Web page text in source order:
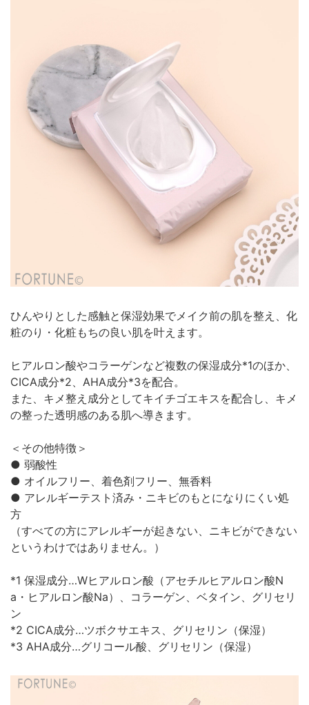
ひんやりとした感触と保湿効果でメイク前の肌を整え、化
粧のり・化粧もちの良い肌を叶えます。
ヒアルロン酸やコラーゲンなど複数の保湿成分*1のほか、
CICA成分*2、AHA成分*3を配合。
また、キメ整え成分としてキイチゴエキスを配合し、キメ
の整った透明感のある肌へ導きます。
＜その他特徴＞
● 弱酸性
● オイルフリー、着色剤フリー、無香料
● アレルギーテスト済み・ニキビのもとになりにくい処
方
（すべての方にアレルギーが起きない、ニキビができない
というわけではありません。）
*1 保湿成分…Wヒアルロン酸（アセチルヒアルロン酸N
a・ヒアルロン酸Na）、コラーゲン、ベタイン、グリセリ
ン
*2 CICA成分…ツボクサエキス、グリセリン（保湿）
*3 AHA成分…グリコール酸、グリセリン（保湿）